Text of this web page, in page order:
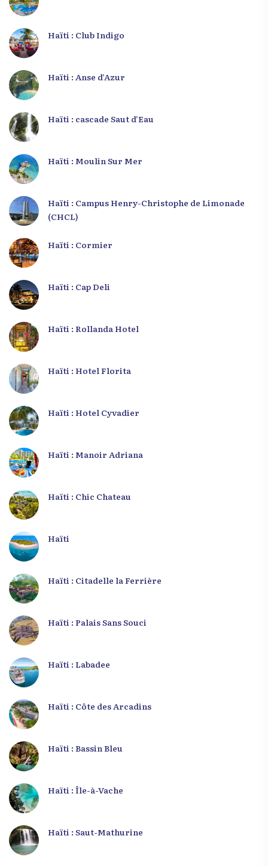
Haïti : Club Indigo
Haïti : Anse d’Azur
Haïti : cascade Saut d’Eau
Haïti : Moulin Sur Mer
Haïti : Campus Henry-Christophe de Limonade
(CHCL)
Haïti : Cormier
Haïti : Cap Deli
Haïti : Rollanda Hotel
Haïti : Hotel Florita
Haïti : Hotel Cyvadier
Haïti : Manoir Adriana
Haïti : Chic Chateau
Haïti
Haïti : Citadelle la Ferrière
Haïti : Palais Sans Souci
Haïti : Labadee
Haïti : Côte des Arcadins
Haïti : Bassin Bleu
Haïti : Île-à-Vache
Haïti : Saut-Mathurine